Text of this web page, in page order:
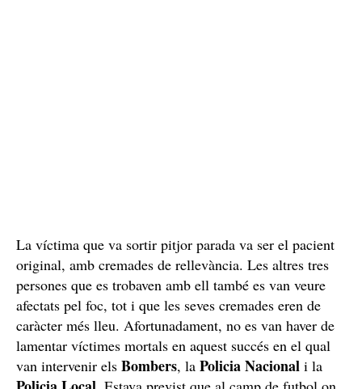
La víctima que va sortir pitjor parada va ser el pacient
original, amb cremades de rellevància. Les altres tres
persones que es trobaven amb ell també es van veure
afectats pel foc, tot i que les seves cremades eren de
caràcter més lleu. Afortunadament, no es van haver de
lamentar víctimes mortals en aquest succés en el qual
van intervenir els Bombers, la Policia Nacional i la